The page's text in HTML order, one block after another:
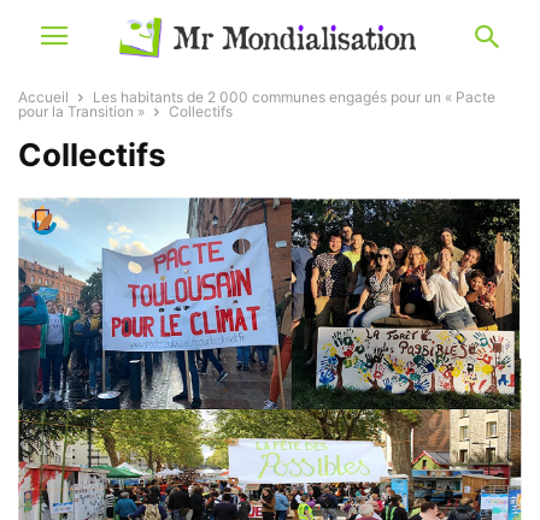
Accueil
Les habitants de 2 000 communes engagés pour un « Pacte
pour la Transition »
Collectifs
Collectifs